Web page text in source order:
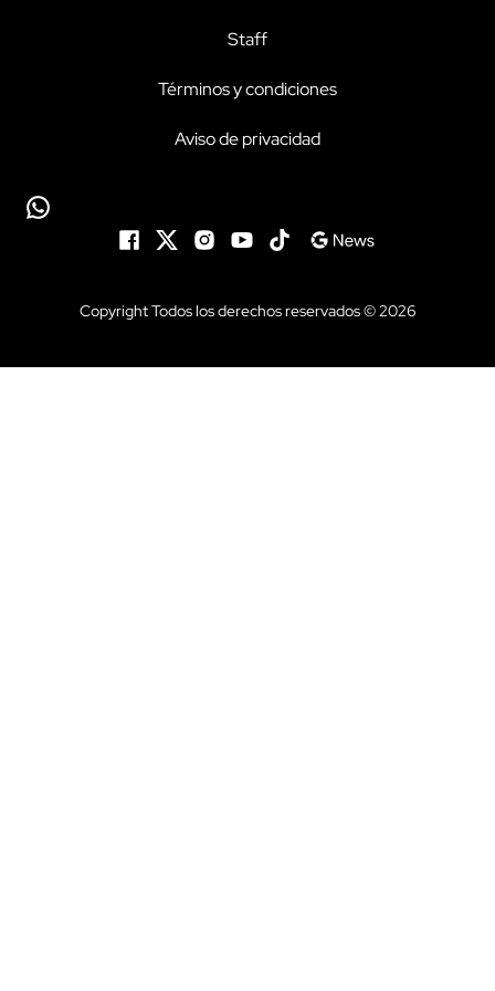
Staff
Términos y condiciones
Aviso de privacidad
Copyright Todos los derechos reservados © 2026